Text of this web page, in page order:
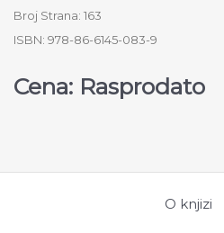
Broj Strana: 163
ISBN: 978-86-6145-083-9
Cena: Rasprodato
O knjizi